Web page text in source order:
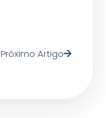
Próximo Artigo